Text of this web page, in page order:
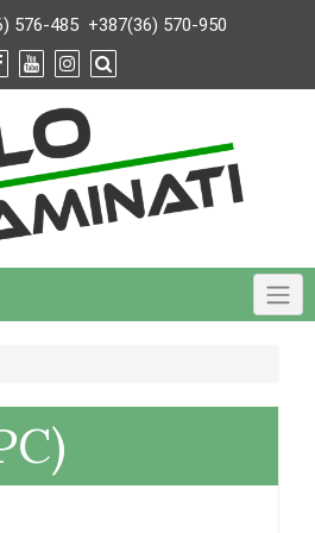
576-485 +387(36) 570-950